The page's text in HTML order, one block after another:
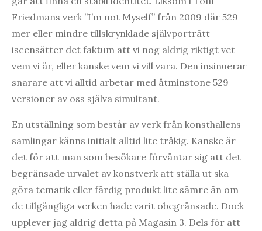
Friedmans verk ”I’m not Myself” från 2009 där 529
mer eller mindre tillskrynklade självporträtt
iscensätter det faktum att vi nog aldrig riktigt vet
vem vi är, eller kanske vem vi vill vara. Den insinuerar
snarare att vi alltid arbetar med åtminstone 529
versioner av oss själva simultant.
En utställning som består av verk från konsthallens
samlingar känns initialt alltid lite tråkig. Kanske är
det för att man som besökare förväntar sig att det
begränsade urvalet av konstverk att ställa ut ska
göra tematik eller färdig produkt lite sämre än om
de tillgängliga verken hade varit obegränsade. Dock
upplever jag aldrig detta på Magasin 3. Dels för att